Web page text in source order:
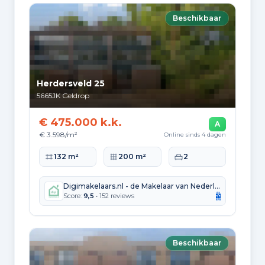
Leeftijdsopbouw
65+: 6.915 0-15: 4.235
15-25: 3.235
45-65: 7.785
Opleidingsniveau
Hoger
Praktisch
5.990
Middelbaar
9.090
Herkomst inwoners (2025)
Nederland
Beschikbaar
Herdersveld 25
5665JK Geldrop
€ 475.000 k.k.
€ 3.598/m²
A
Online sinds 4 dagen
Woonoppervlakte
132 m² Perceeloppervlakte
200 m² Slaapkamers
2
Digimakelaars.nl - de Makelaar van Nederland
Score: 9,5 • 152 reviews
Beschikbaar